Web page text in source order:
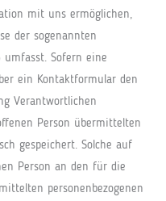
mit uns ermöglichen,
der sogenannten
umfasst. Sofern eine
ein Kontaktformular den
Verantwortlichen
Person übermittelten
gespeichert. Solche auf
Person an den für die
personenbezogenen